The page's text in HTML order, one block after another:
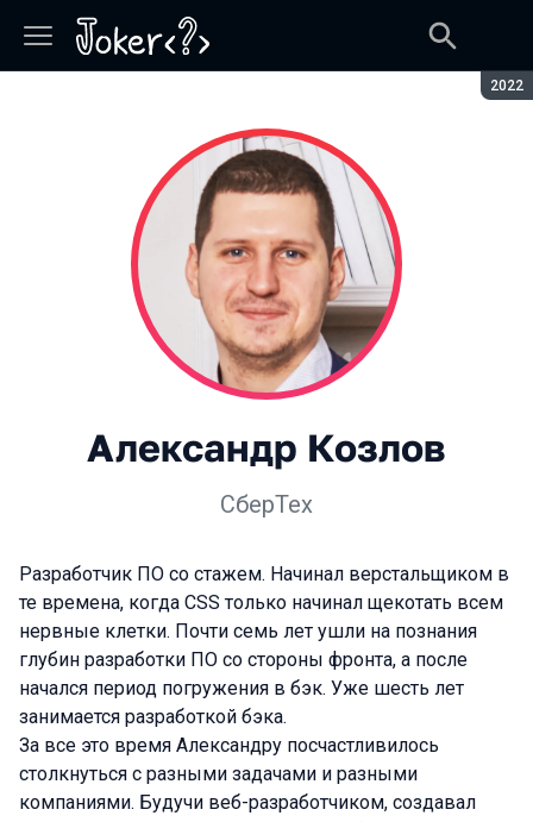
2022
Александр Козлов
СберТех
Разработчик ПО со стажем. Начинал верстальщиком в
те времена, когда CSS только начинал щекотать всем
нервные клетки. Почти семь лет ушли на познания
глубин разработки ПО со стороны фронта, а после
начался период погружения в бэк. Уже шесть лет
занимается разработкой бэка.
За все это время Александру посчастливилось
столкнуться с разными задачами и разными
компаниями. Будучи веб-разработчиком, создавал